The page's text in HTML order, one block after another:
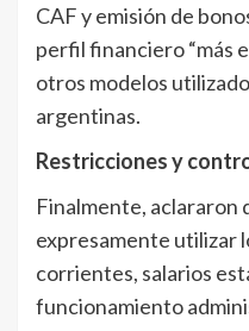
CAF y emisión de
perfil financiero “más
otros modelos
argentinas.
Restricciones y
Finalmente, aclararon
expresamente utilizar
corrientes, salarios
funcionamiento